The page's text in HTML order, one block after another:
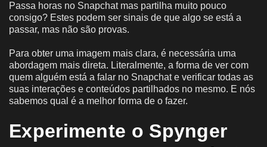
Passa horas no Snapchat mas partilha muito pouco
consigo? Estes podem ser sinais de que algo se está a
passar, mas não são provas.
Para obter uma imagem mais clara, é necessária uma
abordagem mais direta. Literalmente, a forma de ver com
quem alguém está a falar no Snapchat e verificar todas as
suas interações e conteúdos partilhados no mesmo. E nós
sabemos qual é a melhor forma de o fazer.
Experimente o Spynger